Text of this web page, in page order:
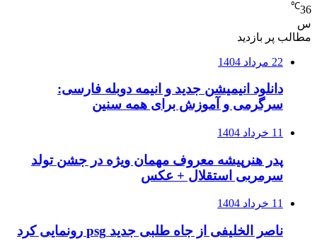
36
℃
س
مطالب پر بازدید
22 مرداد 1404
دانلود انیمیشن جدید و انیمه دوبله فارسی:
سرگرمی و آموزش برای همه سنین
11 خرداد 1404
پدر هنرپیشه معروف مهمان ویژه در جشن تولد
سرمربی استقلال + عکس
11 خرداد 1404
ناصر الخلیفی از جاه طلبی جدید psg رونمایی کرد